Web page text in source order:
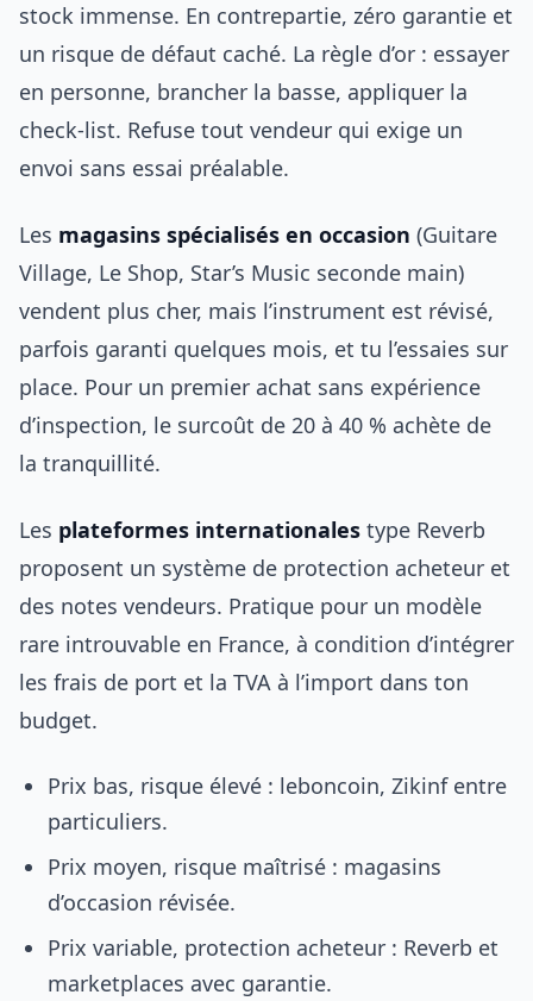
stock immense. En contrepartie, zéro garantie et
un risque de défaut caché. La règle d’or : essayer
en personne, brancher la basse, appliquer la
check-list. Refuse tout vendeur qui exige un
envoi sans essai préalable.
Les magasins spécialisés en occasion (Guitare
Village, Le Shop, Star’s Music seconde main)
vendent plus cher, mais l’instrument est révisé,
parfois garanti quelques mois, et tu l’essaies sur
place. Pour un premier achat sans expérience
d’inspection, le surcoût de 20 à 40 % achète de
la tranquillité.
Les plateformes internationales type Reverb
proposent un système de protection acheteur et
des notes vendeurs. Pratique pour un modèle
rare introuvable en France, à condition d’intégrer
les frais de port et la TVA à l’import dans ton
budget.
Prix bas, risque élevé : leboncoin, Zikinf entre
particuliers.
Prix moyen, risque maîtrisé : magasins
d’occasion révisée.
Prix variable, protection acheteur : Reverb et
marketplaces avec garantie.